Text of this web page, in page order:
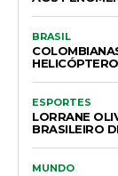
BRASIL
ESPORTES
LORRANE
BRASILEIRO
MUNDO